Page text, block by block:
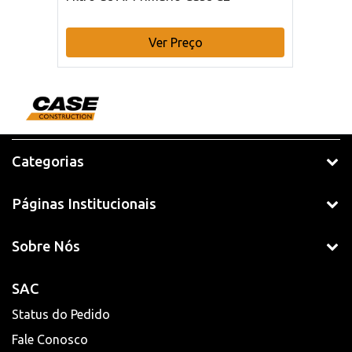
Ver Preço
Categorias
Páginas Institucionais
Sobre Nós
SAC
Status do Pedido
Fale Conosco